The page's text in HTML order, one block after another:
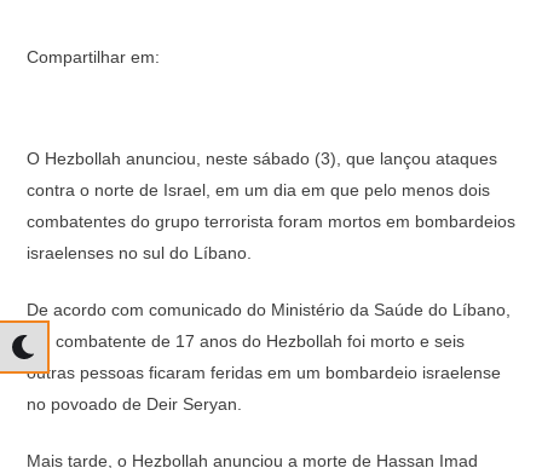
Compartilhar em:
O Hezbollah anunciou, neste sábado (3), que lançou ataques
contra o norte de Israel, em um dia em que pelo menos dois
combatentes do grupo terrorista foram mortos em bombardeios
israelenses no sul do Líbano.
De acordo com comunicado do Ministério da Saúde do Líbano,
um combatente de 17 anos do Hezbollah foi morto e seis
outras pessoas ficaram feridas em um bombardeio israelense
no povoado de Deir Seryan.
Mais tarde, o Hezbollah anunciou a morte de Hassan Imad